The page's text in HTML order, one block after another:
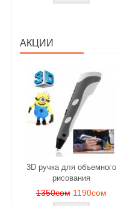
АКЦИИ
3D ручка для объемного
рисования
1350сом 1190сом